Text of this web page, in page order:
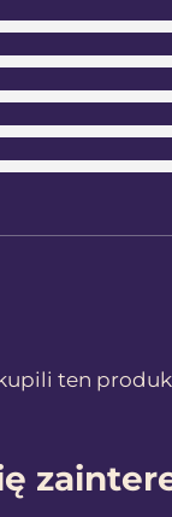
ten